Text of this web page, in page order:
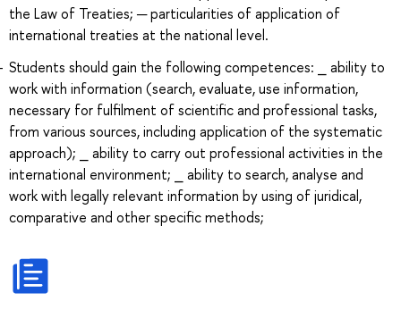
the Law of Treaties; ─ particularities of application of
international treaties at the national level.
Students should gain the following competences: ⎯ ability to
work with information (search, evaluate, use information,
necessary for fulfilment of scientific and professional tasks,
from various sources, including application of the systematic
approach); ⎯ ability to carry out professional activities in the
international environment; ⎯ ability to search, analyse and
work with legally relevant information by using of juridical,
comparative and other specific methods;